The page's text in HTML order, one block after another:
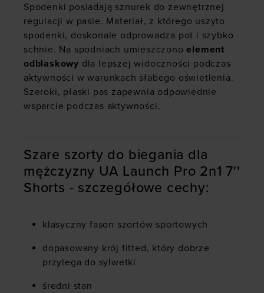
Spodenki posiadają sznurek do zewnętrznej
regulacji w pasie. Materiał, z którego uszyto
spodenki, doskonale odprowadza pot i szybko
schnie. Na spodniach umieszczonoelement
odblaskowy dla lepszej widoczności podczas
aktywności w warunkach słabego oświetlenia.
Szeroki, płaski pas zapewnia odpowiednie
wsparcie podczas aktywności.
Szare szorty do biegania dla
mężczyzny UA Launch Pro 2n1 7''
Shorts - szczegółowe cechy:
klasyczny fason szortów sportowych
dopasowany krój fitted, który dobrze
przylega do sylwetki
średni stan